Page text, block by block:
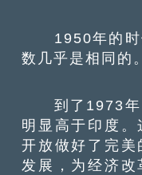
1950年的时
数几乎是相同的。
到了1973年
明显高于印度
开放做好了完美
发展，为经济